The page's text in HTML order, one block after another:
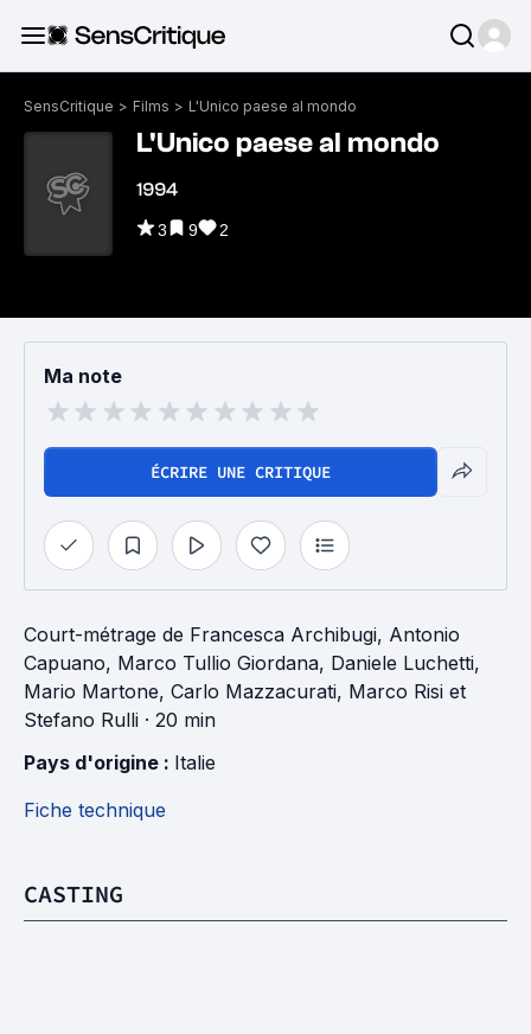
SensCritique > Films > L'Unico paese al mondo
L'Unico paese al mondo
1994
3 9 2
Ma note
ÉCRIRE UNE CRITIQUE
Court-métrage de Francesca Archibugi, Antonio
Capuano, Marco Tullio Giordana, Daniele Luchetti,
Mario Martone, Carlo Mazzacurati, Marco Risi et
Stefano Rulli · 20 min
Pays d'origine : Italie
Fiche technique
CASTING